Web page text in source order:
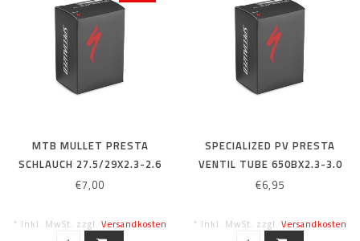
MTB MULLET PRESTA
SCHLAUCH 27.5/29X2.3-2.6
40MM
€7,00
* Inkl. MwSt. zzgl. Versandkosten
SPECIALIZED PV PRESTA
VENTIL TUBE 650BX2.3-3.0
40MM 27,5X 2.3-3.0“
€6,95
* Inkl. MwSt. zzgl. Versandkosten